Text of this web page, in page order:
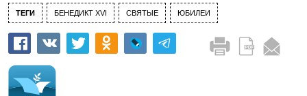
ТЕГИ БЕНЕДИКТ XVI СВЯТЫЕ ЮБИЛЕИ